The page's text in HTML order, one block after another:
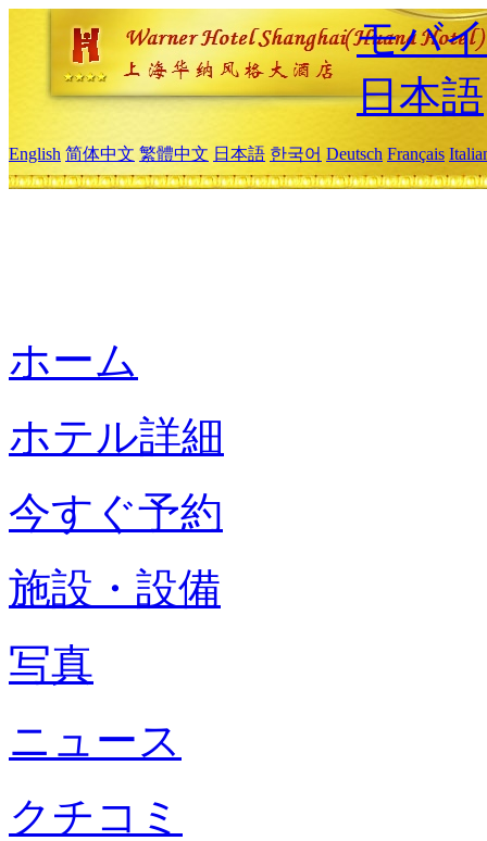
モバ
日本語
English 简体中文 繁體中文 日本語 한국어 Deutsch Français
ホーム
ホテル詳細
今すぐ予約
施設・設備
写真
ニュース
クチコミ